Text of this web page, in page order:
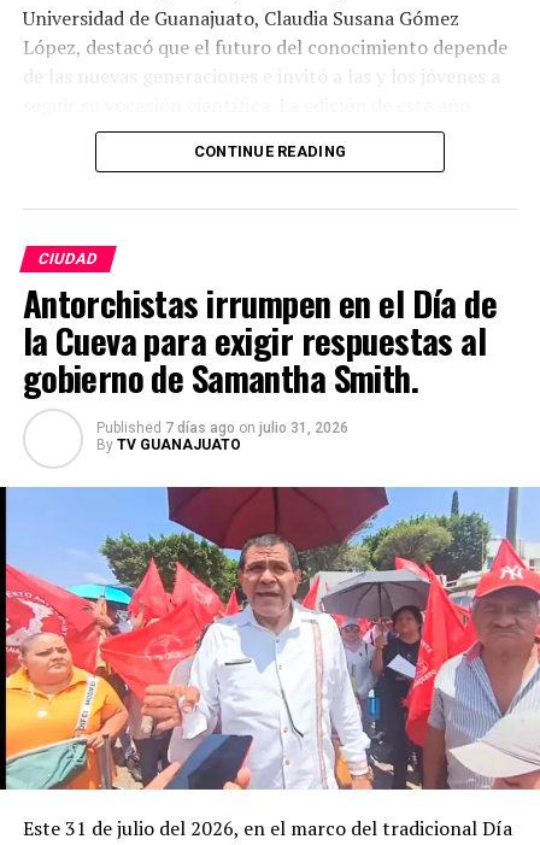
Universidad de Guanajuato, Claudia Susana Gómez
López, destacó que el futuro del conocimiento depende
de las nuevas generaciones e invitó a las y los jóvenes a
incluye un programa con 85 ponencias, charlas
magistrales y presentación de carteles científicos,
la astronomía.
Como parte de las actividades de divulgación, la
Universidad abrió las puertas del Observatorio
Astronómico La Azotea con el ciclo gratuito
“Astronomía entre callejones”, donde el público podrá
acercarse a temas como galaxias, estrellas, agujeros
negros, eclipses y el origen del universo. Con este tipo
de iniciativas, la UG no solo fortalece la formación de
futuros investigadores, sino que también acerca la
ciencia a la sociedad y posiciona a Guanajuato como un
referente nacional en la divulgación científica.
CONTINUE READING
CIUDAD
Antorchistas irrumpen en el Día de
la Cueva para exigir respuestas al
gobierno de Samantha Smith.
Published 7 días ago on julio 31, 2026
By TV GUANAJUATO
Este 31 de julio del 2026, en el marco del tradicional Día